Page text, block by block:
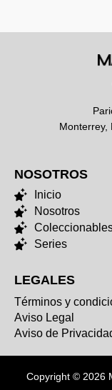
Monterrey,
NOSOTROS
Inicio
Nosotros
Series
LEGALES
Términos y
Aviso Legal
Aviso de
Copyright © 2026